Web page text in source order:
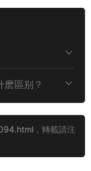
麽區别？
，轉載請注